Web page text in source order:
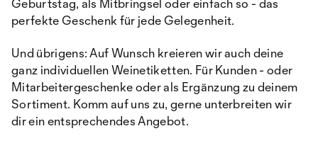
Geburtstag, als Mitbringsel oder einfach so - das
perfekte Geschenk für jede Gelegenheit.
Und übrigens: Auf Wunsch kreieren wir auch deine
ganz individuellen Weinetiketten. Für Kunden - oder
Mitarbeitergeschenke oder als Ergänzung zu deinem
Sortiment. Komm auf uns zu, gerne unterbreiten wir
dir ein entsprechendes Angebot.